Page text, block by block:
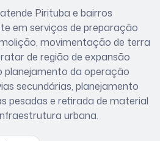
Pirituba e bairros
em serviços de preparação
movimentação de terra
de região de expansão
planejamento da operação
secundárias, planejamento
pesadas e retirada de material
urbana.